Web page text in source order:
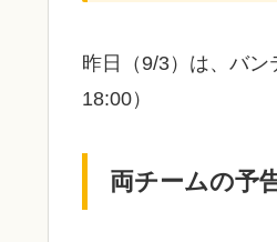
昨日（9/3）は、バ
18:00）
両チームの予